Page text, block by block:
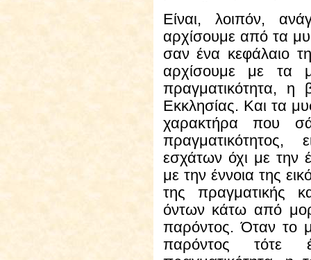
Είναι, λοιπόν,
αρχίσουμε από τα
σαν ένα κεφάλαιο
αρχίσουμε με τα
πραγματικότητα, η
Εκκλησίας. Και τα
χαρακτήρα που
εσχάτων όχι με την
με την έννοια της
της πραγματικής
όντων κάτω από
παρόντος. Όταν το
παρόντος τότε